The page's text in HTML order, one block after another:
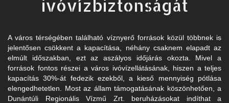
ivóvízbiztonságát
A város térségében található víznyerő források közül többnek is
jelentősen csökkent a kapacítása, néhány csaknem elapadt az
elmúlt időszakban, ezt az aszályos időjárás okozta. Mivel a
források fontos részei a város ivóvízellátásának, hiszen a teljes
kapacítás 30%-át fedezik ezekből, a kieső mennyiség pótlása
elengedhetetlen. Most az állam támogatásának köszönhetően, a
Dunántúli Regionális Vízmű Zrt. beruházásokat indíthat a